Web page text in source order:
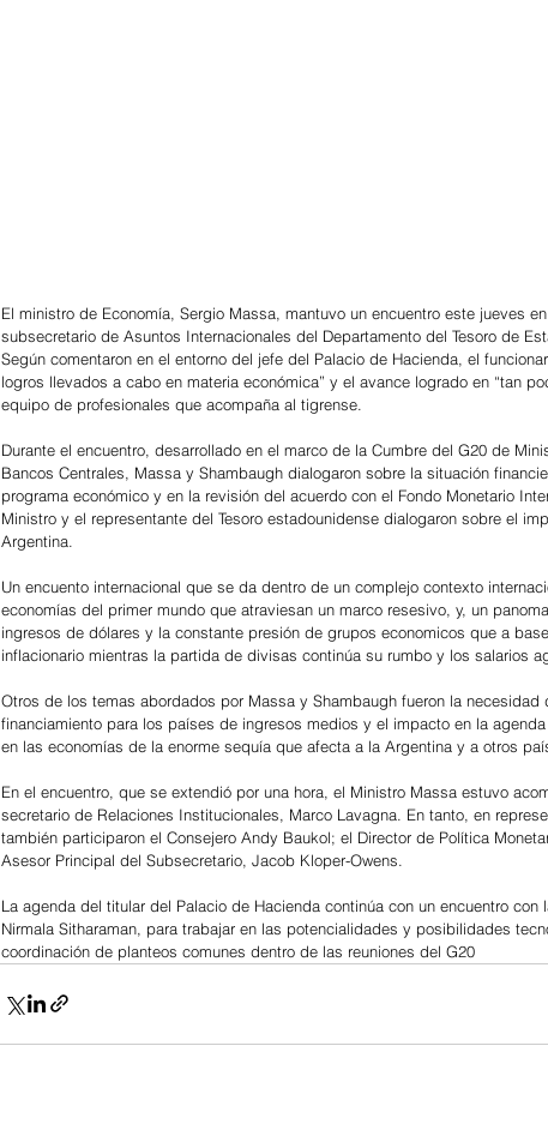
El ministro de Economía, Sergio Massa, mantuvo un encuentro este jueves
subsecretario de Asuntos Internacionales del Departamento del Tesoro de
Según comentaron en el entorno del jefe del Palacio de Hacienda, el
logros llevados a cabo en materia económica” y el avance logrado en “tan
equipo de profesionales que acompaña al tigrense.
Durante el encuentro, desarrollado en el marco de la Cumbre del G20 de
Bancos Centrales, Massa y Shambaugh dialogaron sobre la situación
programa económico y en la revisión del acuerdo con el Fondo Monetario
Ministro y el representante del Tesoro estadounidense dialogaron sobre el
Argentina.
Un encuento internacional que se da dentro de un complejo contexto
economías del primer mundo que atraviesan un marco resesivo, y, un
ingresos de dólares y la constante presión de grupos economicos que a
inflacionario mientras la partida de divisas continúa su rumbo y los salarios
Otros de los temas abordados por Massa y Shambaugh fueron la necesidad
financiamiento para los países de ingresos medios y el impacto en la
en las economías de la enorme sequía que afecta a la Argentina y a otros
En el encuentro, que se extendió por una hora, el Ministro Massa estuvo
secretario de Relaciones Institucionales, Marco Lavagna. En tanto, en
también participaron el Consejero Andy Baukol; el Director de Política
Asesor Principal del Subsecretario, Jacob Kloper-Owens.
La agenda del titular del Palacio de Hacienda continúa con un encuentro con
Nirmala Sitharaman, para trabajar en las potencialidades y posibilidades
coordinación de planteos comunes dentro de las reuniones del G20